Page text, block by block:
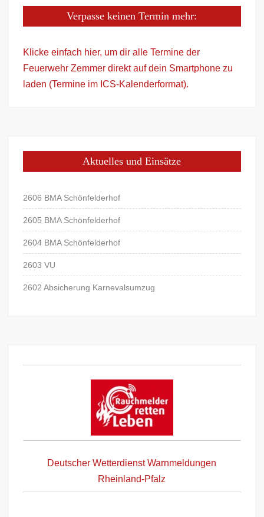
Verpasse keinen Termin mehr:
Klicke einfach hier, um dir alle Termine der
Feuerwehr Zemmer direkt auf dein Smartphone zu
laden (Termine im ICS-Kalenderformat).
Aktuelles und Einsätze
2606 BMA Schönfelderhof
2605 BMA Schönfelderhof
2604 BMA Schönfelderhof
2603 VU
2602 Absicherung Karnevalsumzug
Deutscher Wetterdienst Warnmeldungen
Rheinland-Pfalz